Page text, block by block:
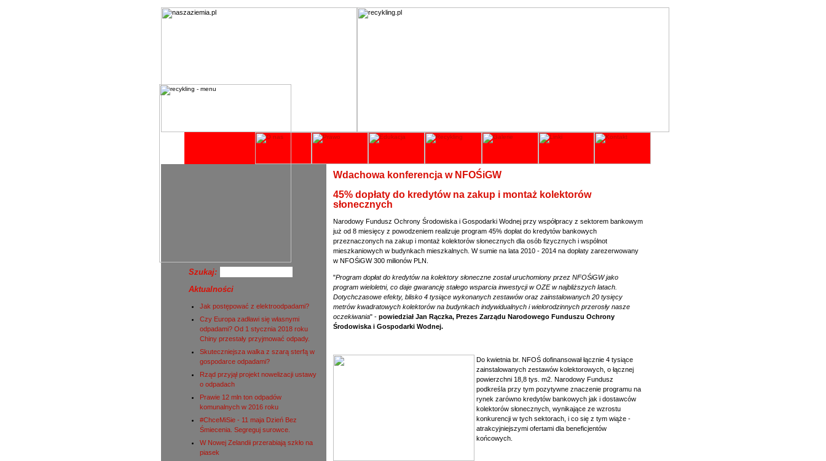
Szukaj:
Aktualności
Jak postępować z elektroodpadami?
Czy Europa zadławi się własnymi
odpadami? Od 1 stycznia 2018 roku
Chiny przestały przyjmować odpady.
Skuteczniejsza walka z szarą sterfą w
gospodarce odpadami?
Rząd przyjął projekt nowelizacji ustawy
o odpadach
Prawie 12 mln ton odpadów
komunalnych w 2016 roku
#ChceMiSie - 11 maja Dzień Bez
Śmiecenia. Segreguj surowce.
W Nowej Zelandii przerabiają szkło na
piasek
Wdachowa konferencja w NFOŚiGW
45% dopłaty do kredytów na zakup i montaż kolektorów
słonecznych
Narodowy Fundusz Ochrony Środowiska i Gospodarki Wodnej przy współpracy z sektorem bankowym
już od 8 miesięcy z powodzeniem realizuje program 45% dopłat do kredytów bankowych
przeznaczonych na zakup i montaż kolektorów słonecznych dla osób fizycznych i wspólnot
mieszkaniowych w budynkach mieszkalnych. W sumie na lata 2010 - 2014 na dopłaty zarezerwowany
w NFOŚiGW 300 milionów PLN.
"Program dopłat do kredytów na kolektory słoneczne został uruchomiony przez NFOŚiGW jako
program wieloletni, co daje gwarancję stałego wsparcia inwestycji w OZE w najbliższych latach.
Dotychczasowe efekty, blisko 4 tysiące wykonanych zestawów oraz zainstalowanych 20 tysięcy
metrów kwadratowych kolektorów na budynkach indywidualnych i wielorodzinnych przerosły nasze
oczekiwania" - powiedział Jan Rączka, Prezes Zarządu Narodowego Funduszu Ochrony
Środowiska i Gospodarki Wodnej.
Do kwietnia br. NFOŚ dofinansował łącznie 4 tysiące
zainstalowanych zestawów kolektorowych, o łącznej
powierzchni 18,8 tys. m2. Narodowy Fundusz
podkreśla przy tym pozytywne znaczenie programu na
rynek zarówno kredytów bankowych jak i dostawców
kolektorów słonecznych, wynikające ze wzrostu
konkurencji w tych sektorach, i co się z tym wiąże -
atrakcyjniejszymi ofertami dla beneficjentów
końcowych.